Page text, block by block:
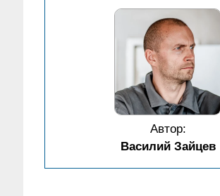
Автор:
Василий Зайцев